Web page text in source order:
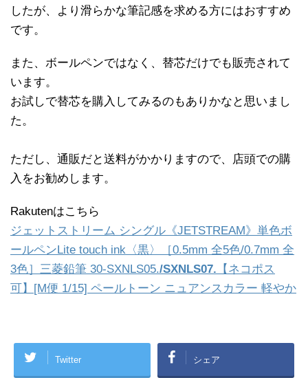
したが、より滑らかな筆記感を求める方にはおすすめ
です。
また、ボールペンではなく、替芯だけでも販売されて
います。
お試しで替芯を購入してみるのもありかなと思いまし
た。
ただし、通販だと送料がかかりますので、店頭での購
入をお勧めします。
Rakutenはこちら
ジェットストリーム シングル《JETSTREAM》単色ボ
ールペンLite touch ink〈黒〉［0.5mm 全5色/0.7mm 全
3色］三菱鉛筆 30-SXNLS05./SXNLS07. 【ネコポス
可】[M便 1/15] ペールトーン ニュアンスカラー 軽やか
Twitter シェア